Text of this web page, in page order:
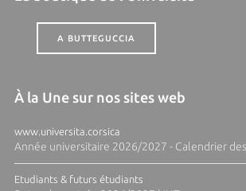
A BUTTEGUCCIA
À la Une sur nos sites web
www.universita.corsica
Année universitaire 2026/2027 - Calendrier
Etudiants & futurs étudiants